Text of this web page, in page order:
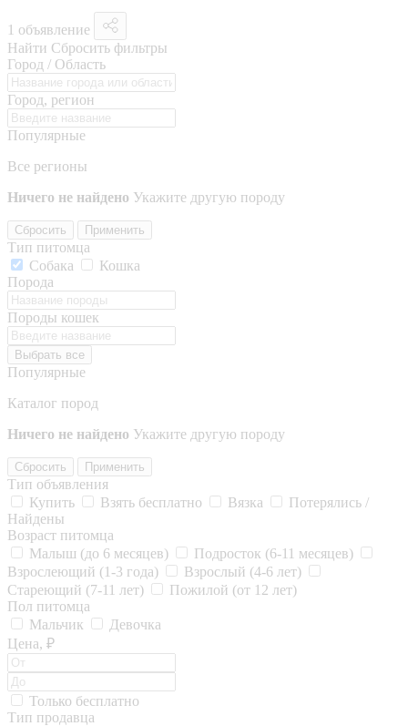
1 объявление
Найти Сбросить фильтры
Город / Область
Город, регион
Популярные
Все регионы
Ничего не найдено Укажите другую породу
Сбросить Применить
Тип питомца
Собака
Кошка
Порода
Породы кошек
Выбрать все
Популярные
Каталог пород
Ничего не найдено Укажите другую породу
Сбросить Применить
Тип объявления
Купить
Взять бесплатно Вязка
Потерялись /
Найдены
Возраст питомца
Малыш (до 6 месяцев)
Подросток (6-11 месяцев)
Взрослеющий (1-3 года)
Взрослый (4-6 лет)
Стареющий (7-11 лет)
Пожилой (от 12 лет)
Пол питомца
Мальчик
Девочка
Цена, ₽
Только бесплатно
Тип продавца